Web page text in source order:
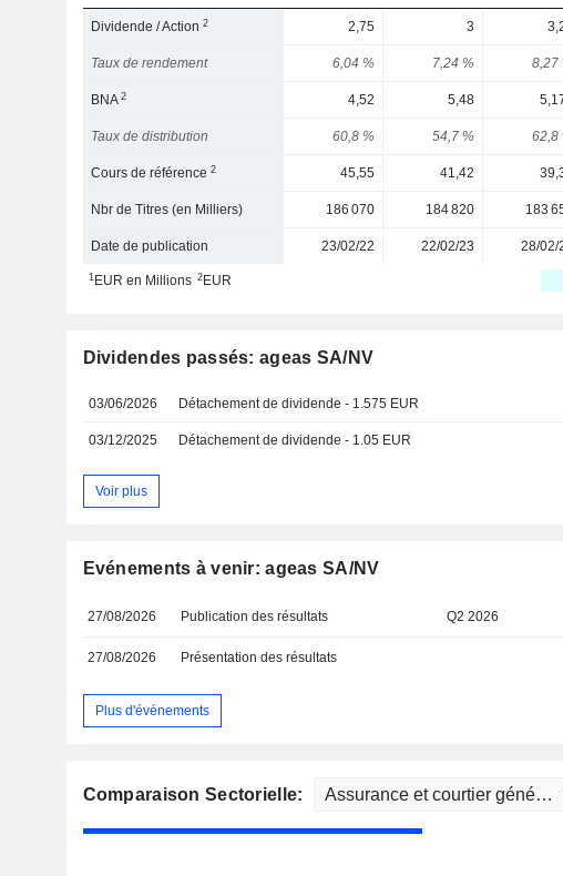
Dividende / Action2 2,75 3
Taux de rendement 6,04 % 7,24 % 8,27
BNA2 4,52 5,48
Taux de distribution 60,8 % 54,7 % 62,8
Cours de référence2 45,55 41,42
Nbr de Titres (en Milliers) 186 070 184 820 183
Date de publication 23/02/22 22/02/23 28/02/
1EUR en Millions 2EUR
Dividendes passés: ageas SA/NV
03/06/2026 Détachement de dividende - 1.575 EUR
03/12/2025 Détachement de dividende - 1.05 EUR
Voir plus
Evénements à venir: ageas SA/NV
27/08/2026 Publication des résultats Q2 2026
27/08/2026 Présentation des résultats
Plus d'événements
Comparaison Sectorielle: